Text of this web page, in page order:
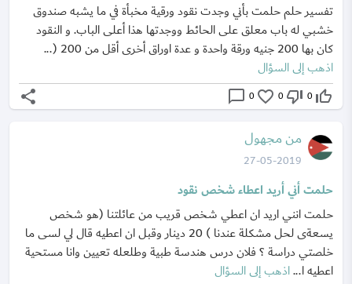
تفسير حلم حلمت بأني وجدت نقود ورقية مخبأة في ما يشبه صندوق
خشبي له باب معلق على الحائط ووجدتها هذا أعلى الباب. و النقود
كان بها 200 جنيه ورقة واحدة و عدة اوراق أخرى أقل من 200 (...
اذهب إلى السؤال
thumb_up_off_alt
0
thumb_down_off_alt
0
favorite_border
0
chat_bubble_outline
share
من مجهول
27-05-2019
حلمت أني أريد اعطاء شخص نقود
حلمت انني اريد ان اعطي شخص قريب من عائلتنا (هو شخص
يسعةى لحل مشكلة عندنا ) 20 دينار وقبل ان اعطيه قال لي لسى ما
خلصتي دراسة ؟ فلان درس هندسة طبية وطلعله تعيين وانا مستحية
اعطيه ا...اذهب إلى السؤال